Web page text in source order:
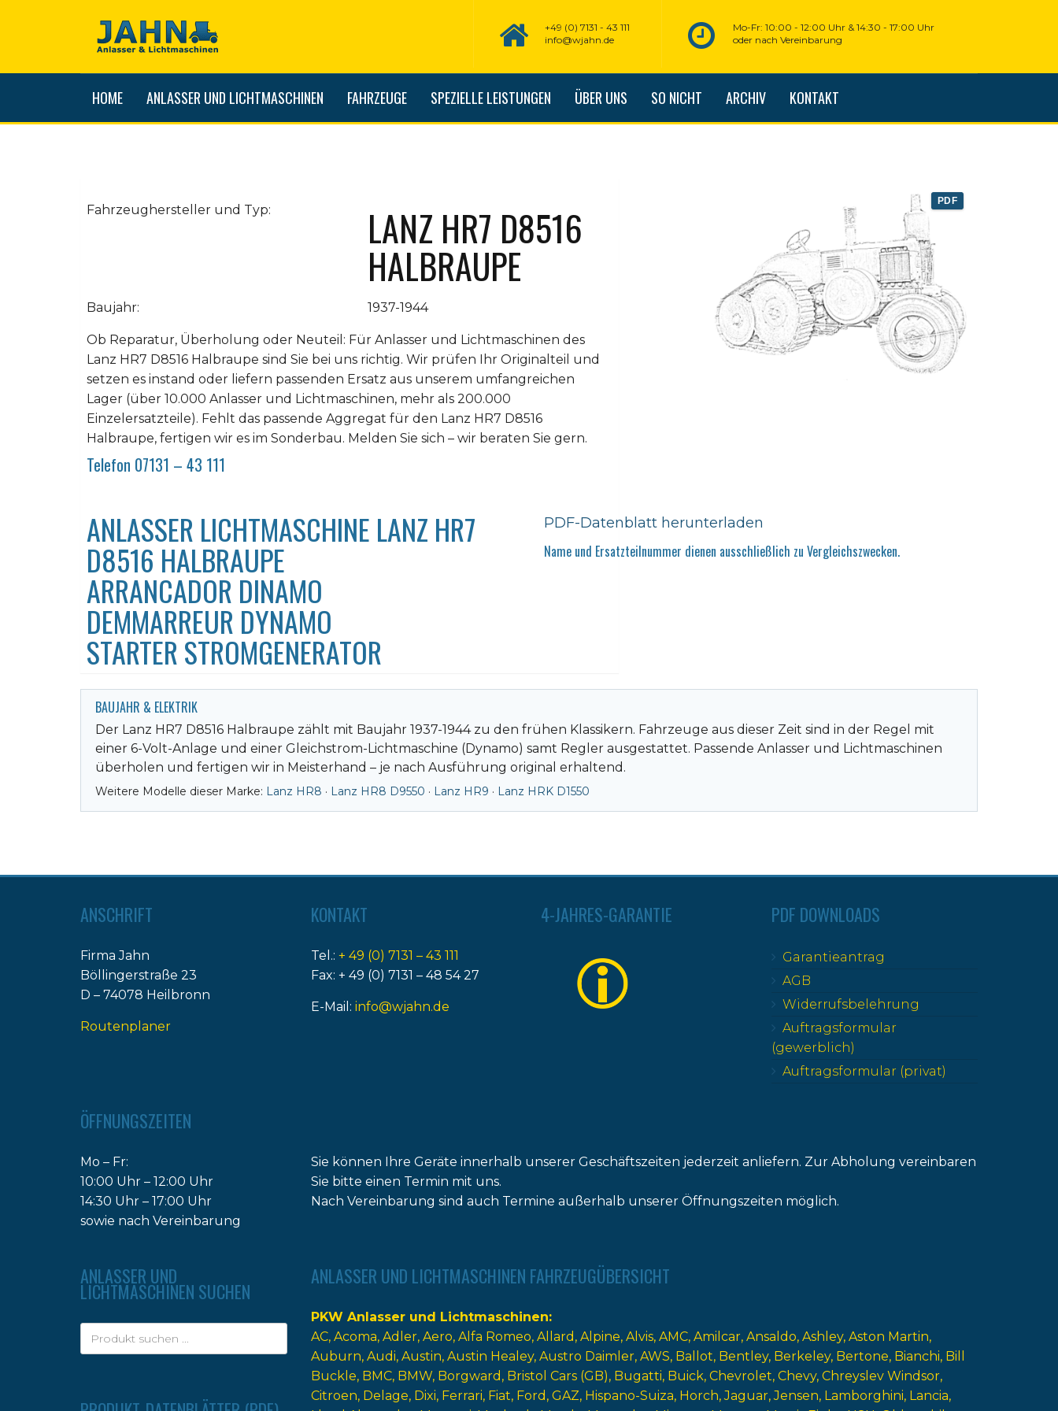
Mo-Fr: 10:00 - 12:00 Uhr & 14:30 - 17:00 Uhr
oder nach Vereinbarung
+49 (0) 7131 - 43 111
info@wjahn.de
HOME ANLASSER UND LICHTMASCHINEN FAHRZEUGE SPEZIELLE LEISTUNGEN ÜBER UNS SO NICHT ARCHIV KONTAKT
PDF
Fahrzeughersteller und Typ: LANZ HR7 D8516
HALBRAUPE
Baujahr: 1937-1944
Ob Reparatur, Überholung oder Neuteil: Für Anlasser und Lichtmaschinen des
Lanz HR7 D8516 Halbraupe sind Sie bei uns richtig. Wir prüfen Ihr Originalteil und
setzen es instand oder liefern passenden Ersatz aus unserem umfangreichen
Lager (über 10.000 Anlasser und Lichtmaschinen, mehr als 200.000
Einzelersatzteile). Fehlt das passende Aggregat für den Lanz HR7 D8516
Halbraupe, fertigen wir es im Sonderbau. Melden Sie sich – wir beraten Sie gern.
Telefon 07131 – 43 111
ANLASSER LICHTMASCHINE LANZ HR7
D8516 HALBRAUPE
ARRANCADOR DINAMO
DEMMARREUR DYNAMO
STARTER STROMGENERATOR
PDF-Datenblatt herunterladen
Name und Ersatzteilnummer dienen ausschließlich zu Vergleichszwecken.
BAUJAHR & ELEKTRIK
Der Lanz HR7 D8516 Halbraupe zählt mit Baujahr 1937-1944 zu den frühen Klassikern. Fahrzeuge aus dieser Zeit sind in der Regel mit
einer 6-Volt-Anlage und einer Gleichstrom-Lichtmaschine (Dynamo) samt Regler ausgestattet. Passende Anlasser und Lichtmaschinen
überholen und fertigen wir in Meisterhand – je nach Ausführung original erhaltend.
Weitere Modelle dieser Marke: Lanz HR8 · Lanz HR8 D9550 · Lanz HR9 · Lanz HRK D1550
ANSCHRIFT
Firma Jahn
Böllingerstraße 23
D – 74078 Heilbronn
Routenplaner
KONTAKT
Tel.: + 49 (0) 7131 – 43 111
Fax: + 49 (0) 7131 – 48 54 27
E-Mail: info@wjahn.de
4-JAHRES-GARANTIE PDF DOWNLOADS
Garantieantrag
AGB
Widerrufsbelehrung
Auftragsformular
(gewerblich)
Auftragsformular (privat)
ÖFFNUNGSZEITEN
Mo – Fr:
10:00 Uhr – 12:00 Uhr
14:30 Uhr – 17:00 Uhr
sowie nach Vereinbarung
Sie können Ihre Geräte innerhalb unserer Geschäftszeiten jederzeit anliefern. Zur Abholung vereinbaren
Sie bitte einen Termin mit uns.
Nach Vereinbarung sind auch Termine außerhalb unserer Öffnungszeiten möglich.
ANLASSER UND
LICHTMASCHINEN SUCHEN
ANLASSER UND LICHTMASCHINEN FAHRZEUGÜBERSICHT
PKW Anlasser und Lichtmaschinen
AC Acoma Adler Aero Alfa Romeo Allard Alpine Alvis AMC Amilcar Ansaldo Ashley Aston Martin
Auburn Audi Austin Austin Healey Austro Daimler AWS Ballot Bentley Berkeley Bertone Bianchi Bill
Buckle BMC BMW Borgward Bristol Cars (GB) Bugatti Buick Chevrolet Chevy Chreyslev Windsor
Citroen Delage Dixi Ferrari Fiat Ford GAZ Hispano-Suiza Horch Jaguar Jensen Lamborghini Lancia